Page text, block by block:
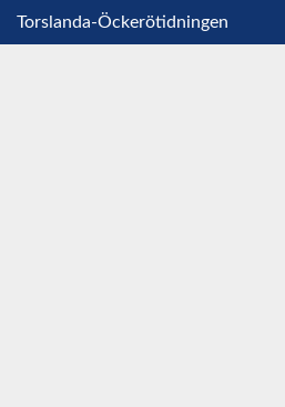
Torslanda-Öckerötidningen